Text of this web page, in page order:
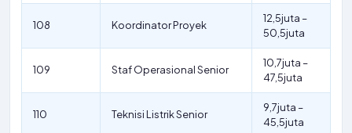
108 Koordinator Proyek
12,5juta –
50,5juta
109 Staf Operasional Senior
10,7juta –
47,5juta
110 Teknisi Listrik Senior
9,7juta –
45,5juta